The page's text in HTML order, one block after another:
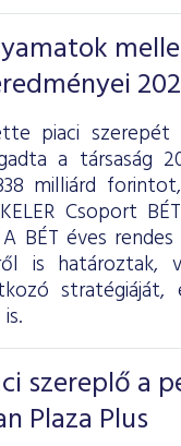
piaci
a társaság
milliárd
Csoport
BÉT éves
is határoztak,
szereplő a
Plaza Plus